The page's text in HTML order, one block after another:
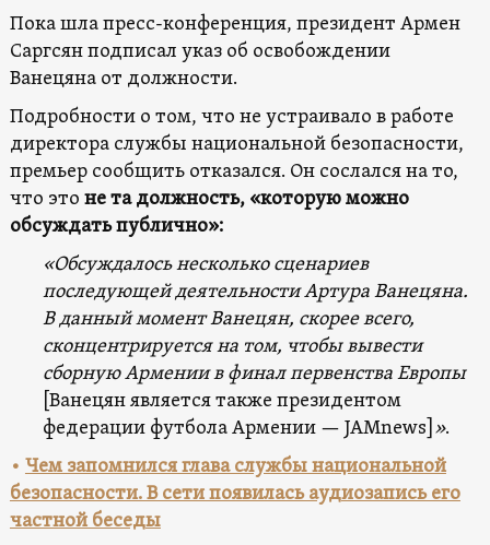
Пока шла пресс-конференция, президент Армен
Саргсян подписал указ об освобождении
Ванецяна от должности.
Подробности о том, что не устраивало в работе
директора службы национальной безопасности,
премьер сообщить отказался. Он сослался на то,
что это не та должность, «которую можно
обсуждать публично»:
«Обсуждалось несколько сценариев
последующей деятельности Артура Ванецяна.
В данный момент Ванецян, скорее всего,
сконцентрируется на том, чтобы вывести
сборную Армении в финал первенства Европы
[Ванецян является также президентом
федерации футбола Армении — JAMnews] ».
• Чем запомнился глава службы национальной
безопасности. В сети появилась аудиозапись его
частной беседы